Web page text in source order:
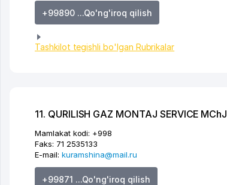
+99890 ...Qo'ng'iroq qilish
Tashkilot tegishli bo'lgan Rubrikalar
11. QURILISH GAZ MONTAJ SERVICE MChJ
Mamlakat kodi: +998
Faks: 71 2535133
E-mail: kuramshina@mail.ru
+99871 ...Qo'ng'iroq qilish